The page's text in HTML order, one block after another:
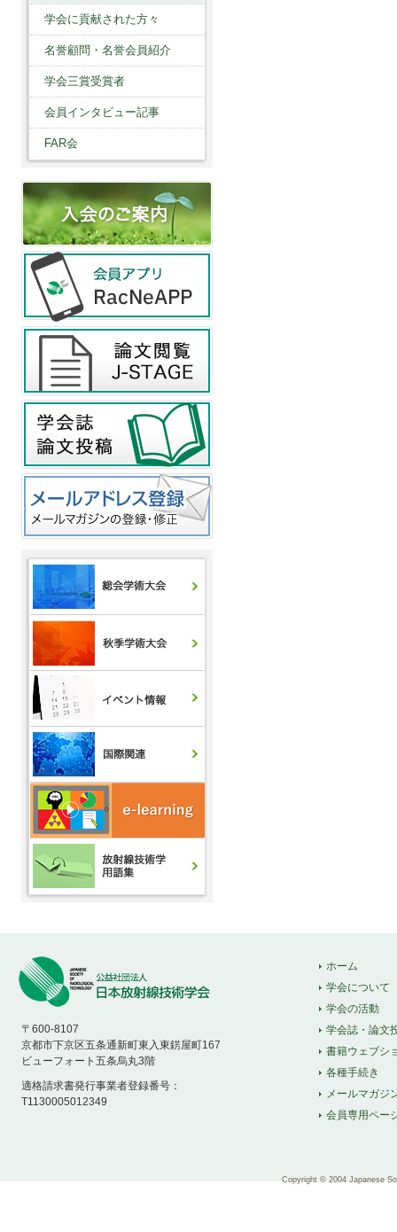
学会に貢献された方々
名誉顧問・名誉会員紹介
学会三賞受賞者
会員インタビュー記事
FAR会
ホーム
学会について
学会の活動
学会誌・論文
書籍ウェブシ
各種手続き
メールマガジ
会員専用ペー
〒600-8107
京都市下京区五条通新町東入東錺屋町167
ビューフォート五条烏丸3階
適格請求書発行事業者登録番号：
T1130005012349
Copyright © 2004 Japanese